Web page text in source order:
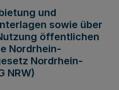
und
sowie über
öffentlichen
Nordrhein-
Nordrhein-
NRW)